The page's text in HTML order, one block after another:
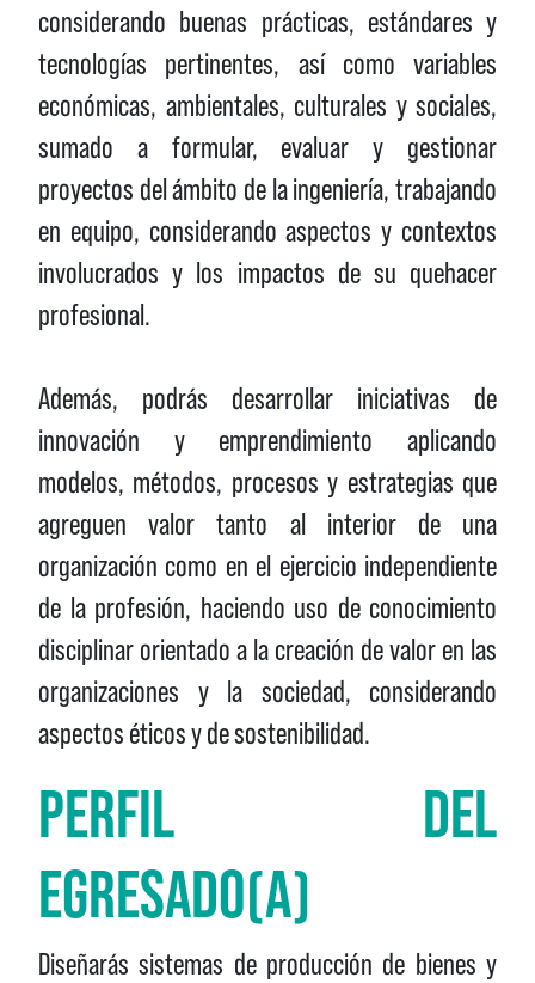
considerando buenas prácticas, estándares y
tecnologías pertinentes, así como variables
económicas, ambientales, culturales y sociales,
sumado a formular, evaluar y gestionar
proyectos del ámbito de la ingeniería, trabajando
en equipo, considerando aspectos y contextos
involucrados y los impactos de su quehacer
profesional.
Además, podrás desarrollar iniciativas de
innovación y emprendimiento aplicando
modelos, métodos, procesos y estrategias que
agreguen valor tanto al interior de una
organización como en el ejercicio independiente
de la profesión, haciendo uso de conocimiento
disciplinar orientado a la creación de valor en las
organizaciones y la sociedad, considerando
aspectos éticos y de sostenibilidad.
PERFIL DEL
EGRESADO(A)
Diseñarás sistemas de producción de bienes y